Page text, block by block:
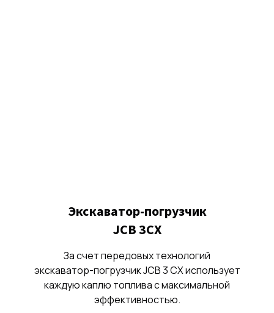
Экскаватор-погрузчик
JCB 3CX
За счет передовых технологий
экскаватор-погрузчик JCB 3 CX использует
каждую каплю топлива с максимальной
эффективностью.